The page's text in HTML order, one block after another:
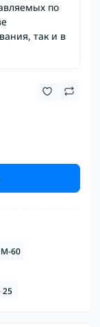
по
так и в
60
25